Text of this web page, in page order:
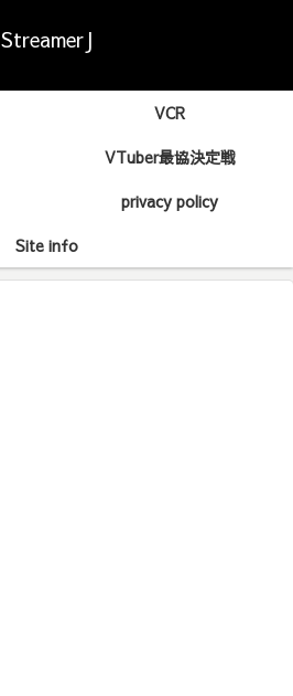
StreamerJ
VCR
VTuber最協決定戦
privacy policy
Site info